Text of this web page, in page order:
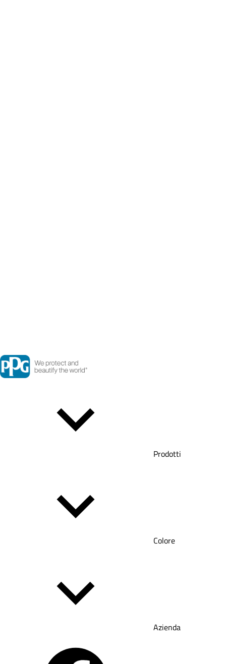
Prodotti
Colore
Azienda